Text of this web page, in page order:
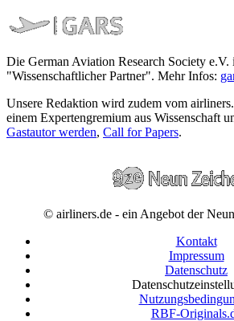
Die German Aviation Research Society e.V.
"Wissenschaftlicher Partner". Mehr Infos:
Unsere Redaktion wird zudem vom
einem Expertengremium aus Wissenschaft
Gastautor werden, Call for Papers.
© airliners.de - ein Angebot der
Kontakt
Impressum
Datenschutz
RBF-